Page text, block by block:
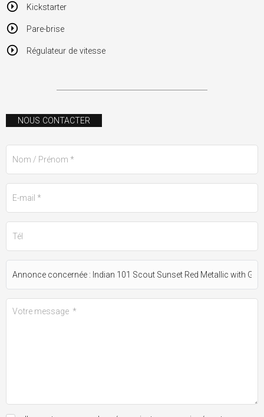
Kickstarter
Pare-brise
Régulateur de vitesse
NOUS CONTACTER